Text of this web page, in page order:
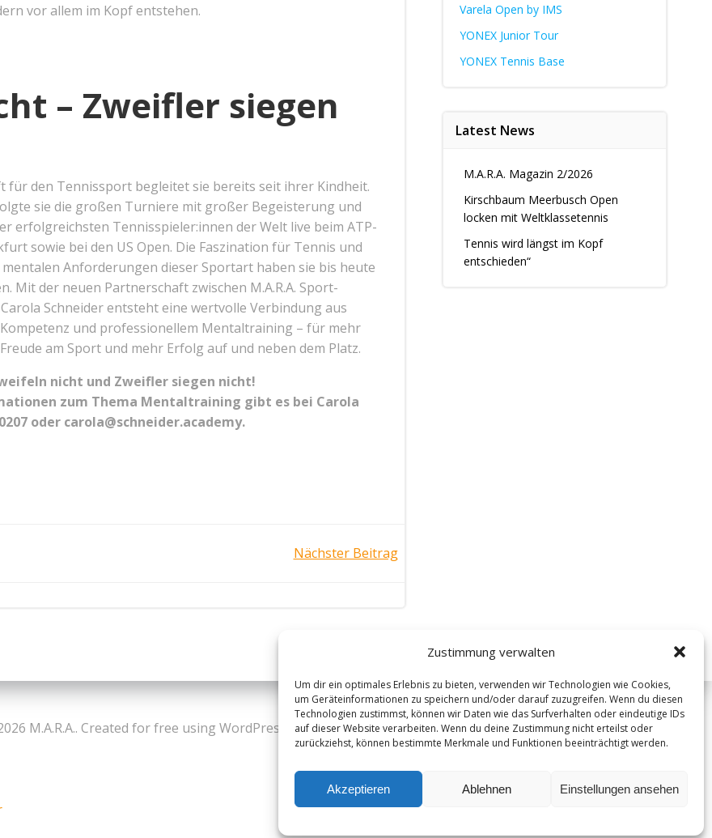
Zustimmung verwalten
Um dir ein optimales Erlebnis zu bieten, verwenden wir Technologien wie Cookies,
um Geräteinformationen zu speichern und/oder darauf zuzugreifen. Wenn du diesen
Technologien zustimmst, können wir Daten wie das Surfverhalten oder eindeutige IDs
auf dieser Website verarbeiten. Wenn du deine Zustimmung nicht erteilst oder
zurückziehst, können bestimmte Merkmale und Funktionen beeinträchtigt werden.
Akzeptieren Ablehnen Einstellungen ansehen
vor allem im Kopf entstehen.
– Zweifler siegen
für den Tennissport begleitet sie bereits seit ihrer Kindheit.
sie die großen Turniere mit großer Begeisterung und
erfolgreichsten Tennisspieler:innen der Welt live beim ATP-
sowie bei den US Open. Die Faszination für Tennis und
Anforderungen dieser Sportart haben sie bis heute
Mit der neuen Partnerschaft zwischen M.A.R.A. Sport-
Schneider entsteht eine wertvolle Verbindung aus
und professionellem Mentaltraining – für mehr
am Sport und mehr Erfolg auf und neben dem Platz.
nicht und Zweifler siegen nicht!
zum Thema Mentaltraining gibt es bei Carola
oder carola@schneider.academy.
Nächster Beitrag
Varela Open by IMS
YONEX Junior Tour
YONEX Tennis Base
Latest News
M.A.R.A. Magazin 2/2026
Kirschbaum Meerbusch Open
locken mit Weltklassetennis
Tennis wird längst im Kopf
entschieden“
M.A.R.A.. Created for free using WordPress andColibri
Datenschutz